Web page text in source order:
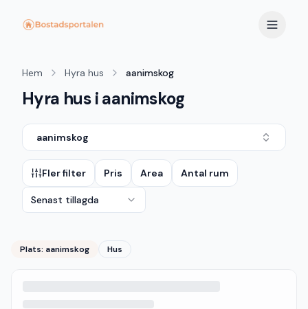
Hem Hyra hus aanimskog
Hyra hus i aanimskog
aanimskog
Fler filter Pris Area Antal rum
Senast tillagda
Plats: aanimskog Hus